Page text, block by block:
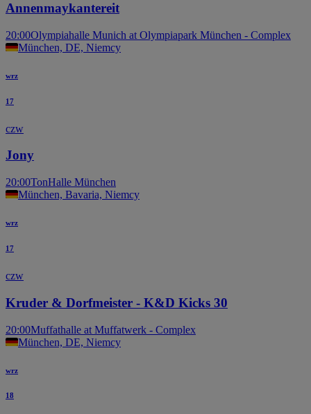
Annenmaykantereit
20:00Olympiahalle Munich at Olympiapark München - Complex
München, DE, Niemcy
wrz
17
czw
Jony
20:00TonHalle München
München, Bavaria, Niemcy
wrz
17
czw
Kruder & Dorfmeister - K&D Kicks 30
20:00Muffathalle at Muffatwerk - Complex
München, DE, Niemcy
wrz
18